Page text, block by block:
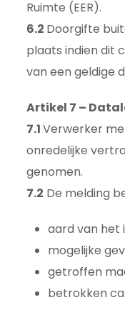
Ruimte (EER).
6.2 Doorgifte
plaats indien dit
van een geldige
Artikel 7 –
7.1Verwerker
onredelijke
genomen.
7.2 De melding
aard van het
mogelijke
getroffen
betrokken